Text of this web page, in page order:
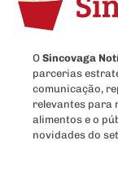
O Sincovaga
parcerias
comunicação,
relevantes para
alimentos e o
novidades do